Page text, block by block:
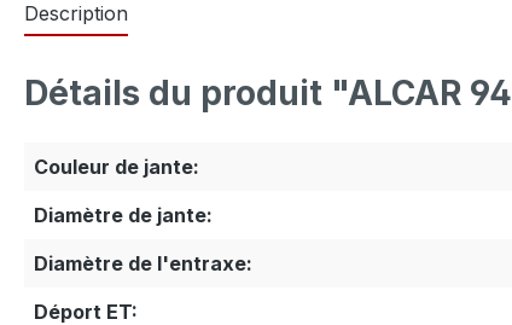
Description
Détails du produit "ALCAR
Couleur de jante:
Diamètre de jante:
Diamètre de l'entraxe:
Déport ET: